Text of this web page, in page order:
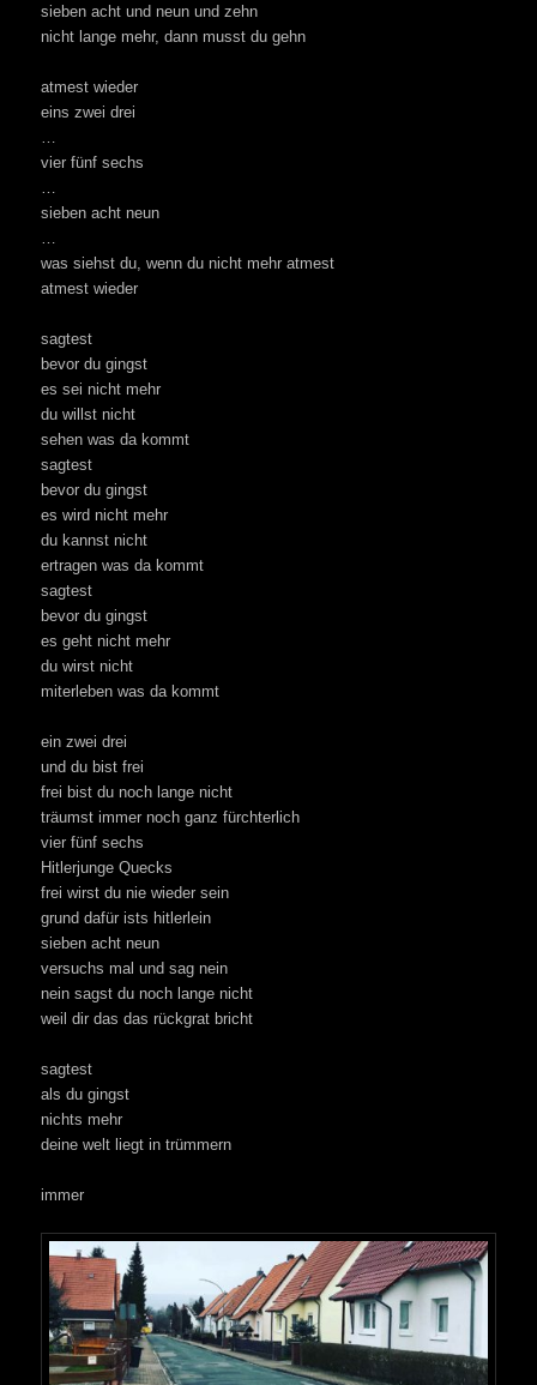
sieben acht und neun und zehn
nicht lange mehr, dann musst du gehn
atmest wieder
eins zwei drei
vier fünf sechs
sieben acht neun
was siehst du, wenn du nicht mehr atmest
atmest wieder
sagtest
bevor du gingst
es sei nicht mehr
du willst nicht
sehen was da kommt
sagtest
bevor du gingst
es wird nicht mehr
du kannst nicht
ertragen was da kommt
sagtest
bevor du gingst
es geht nicht mehr
du wirst nicht
miterleben was da kommt
ein zwei drei
und du bist frei
frei bist du noch lange nicht
träumst immer noch ganz fürchterlich
vier fünf sechs
Hitlerjunge Quecks
frei wirst du nie wieder sein
grund dafür ists hitlerlein
sieben acht neun
versuchs mal und sag nein
nein sagst du noch lange nicht
weil dir das das rückgrat bricht
sagtest
als du gingst
nichts mehr
deine welt liegt in trümmern
immer